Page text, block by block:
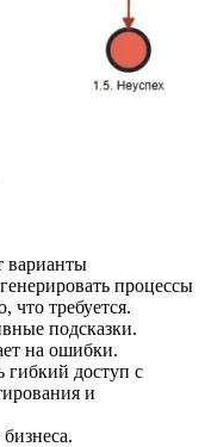
варианты
процессы
что требуется.
подсказки.
на ошибки.
гибкий доступ с
и